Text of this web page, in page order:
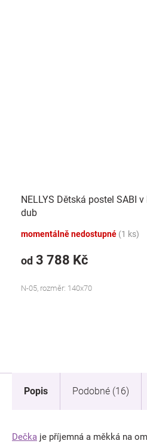
NELLYS Dětská postel SABI
dub
momentálně nedostupné (1 ks)
od 3 788 Kč
N-05, rozměr: 140x70
Popis Podobné (16)
Dečka je příjemná a měkká na